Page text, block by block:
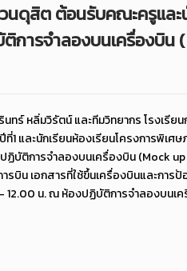
นดุสิต ต้อนรับคณะครูและ
การจำลองบนเครื่องบิน
หลิ่มวิรัตน์ และทีมวิทยากร โรงเรียน
และนักเรียนห้องเรียนโครงการพิเศ
บัติการจำลองบนเครื่องบิน (Mock up
น เอกสารที่ใช้ขึ้นเครื่องบินและกา
12.00 น. ณ ห้องปฏิบัติการจำลองบนเ